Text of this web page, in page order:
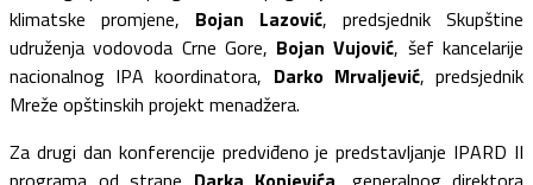
klimatske promjene, Bojan Lazović, predsjednik Skupštine
udruženja vodovoda Crne Gore, Bojan Vujović, šef kancelarije
nacionalnog IPA koordinatora, Darko Mrvaljević, predsjednik
Mreže opštinskih projekt menadžera.
Za drugi dan konferencije predviđeno je predstavljanje IPARD II